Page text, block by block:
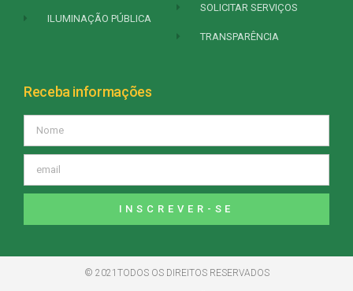
ILUMINAÇÃO PÚBLICA
SOLICITAR SERVIÇOS
TRANSPARÊNCIA
Receba informações
INSCREVER-SE
© 2021TODOS OS DIREITOS RESERVADOS